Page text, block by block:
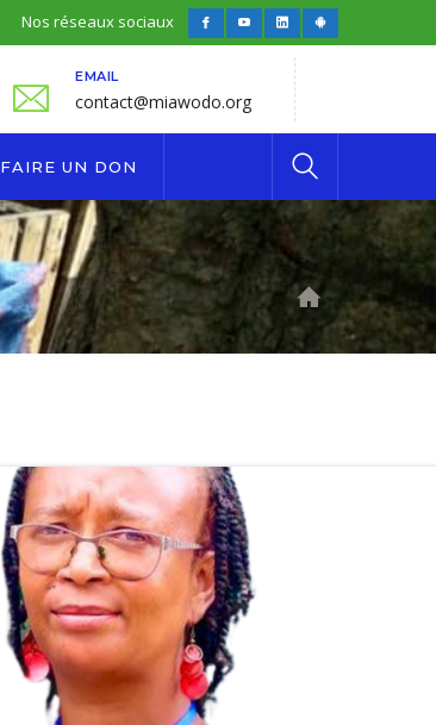
Nos réseaux sociaux
FacebookYoutubeLinkedInAndroid
EMAIL
contact@miawodo.org
FAIRE UN DON